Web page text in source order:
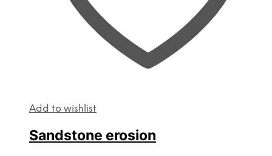
Add to wishlist
Sandstone erosion